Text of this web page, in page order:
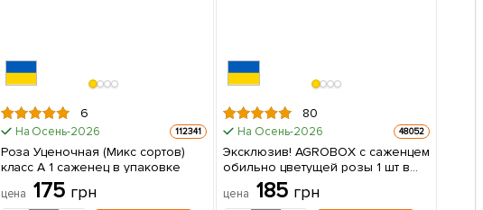
6
На Осень-2026 112341
Роза Уценочная (Микс сортов)
класс А 1 саженец в упаковке
цена 175 грн
80
На Осень-2026 48052
Эксклюзив! AGROBOX с саженцем
обильно цветущей розы 1 шт в
упаковке
цена 185 грн